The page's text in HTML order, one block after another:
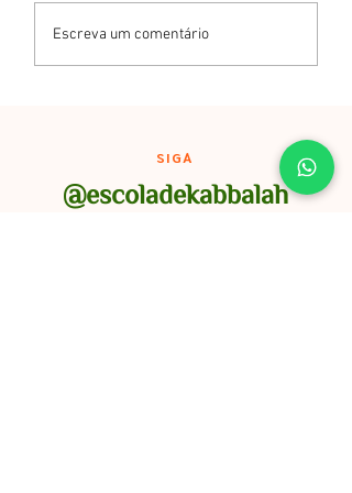
Novo Ciclo -
Astrologia
Escreva um comentário
SIGA
@escoladekabbalah